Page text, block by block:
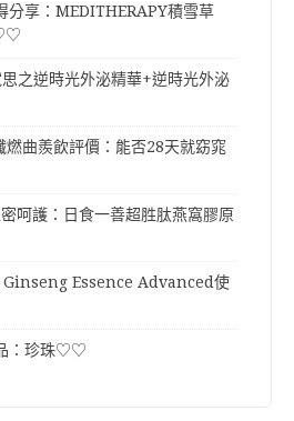
享：MEDITHERAPY積雪草
之逆時光外泌精華+逆時光外泌
曲羨飲評價：能否28天就窈窕
護：日食一善超胜肽燕窩膠原
Essence Advanced使
：珍珠♡♡